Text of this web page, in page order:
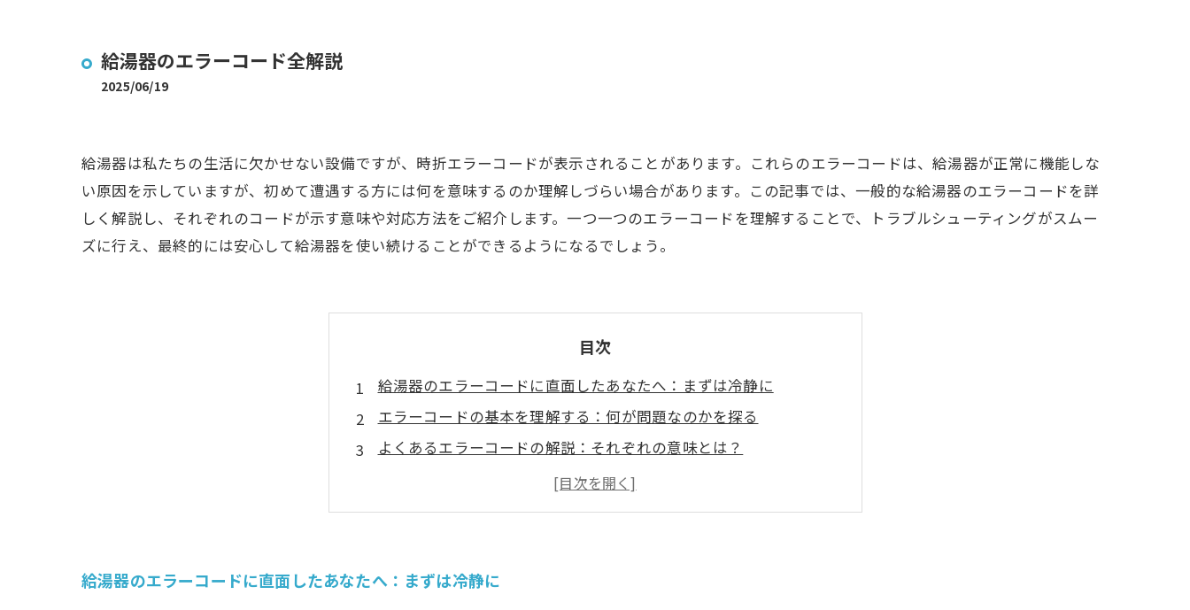
給湯器のエラーコード全解説
2025/06/19
給湯器は私たちの生活に欠かせない設備ですが、時折エラーコードが表示されることがあります。これらのエラーコードは、給湯器が正常に機能しな
い原因を示していますが、初めて遭遇する方には何を意味するのか理解しづらい場合があります。この記事では、一般的な給湯器のエラーコードを詳
しく解説し、それぞれのコードが示す意味や対応方法をご紹介します。一つ一つのエラーコードを理解することで、トラブルシューティングがスムー
ズに行え、最終的には安心して給湯器を使い続けることができるようになるでしょう。
目次
給湯器のエラーコードに直面したあなたへ：まずは冷静に
エラーコードの基本を理解する：何が問題なのかを探る
よくあるエラーコードの解説：それぞれの意味とは？
エラー解消のためのステップ：どう対応すればいいのか
安心して使い続けるために：エラー回避とメンテナンスのポイント
トラブルシューティングをマスターして、快適な生活を！
給湯器のエラーコードに直面したあなたへ：まずは冷静に